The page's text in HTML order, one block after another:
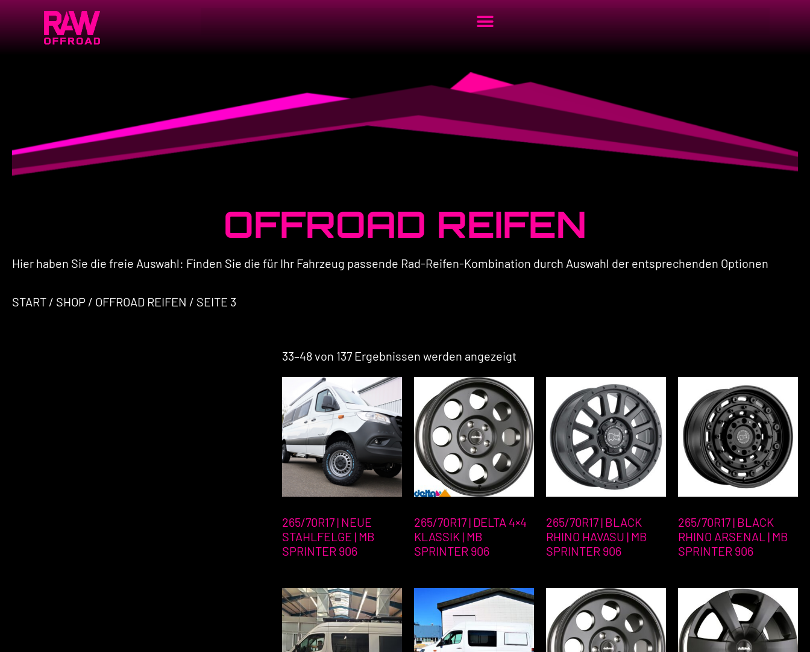
OFFROAD REIFEN
Hier haben Sie die freie Auswahl: Finden Sie die für Ihr Fahrzeug passende Rad-Reifen-Kombination durch Auswahl der entsprechenden Optionen
START / SHOP / OFFROAD REIFEN / SEITE 3
33–48 von 137 Ergebnissen werden angezeigt
265/70R17 | NEUE
STAHLFELGE | MB
SPRINTER 906
265/70R17 | DELTA 4×4
KLASSIK | MB
SPRINTER 906
265/70R17 | BLACK
RHINO HAVASU | MB
SPRINTER 906
265/70R17 | BLACK
RHINO ARSENAL | MB
SPRINTER 906